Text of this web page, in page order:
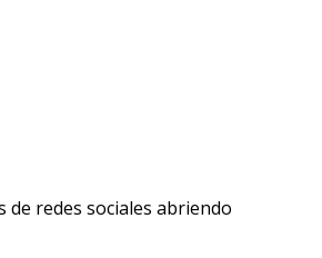
de redes sociales abriendo